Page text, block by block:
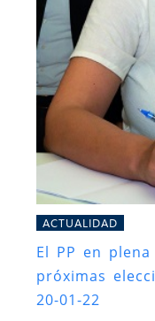
ACTUALIDAD
El PP en
próximas
20-01-22